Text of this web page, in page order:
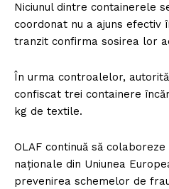
Niciunul dintre containerele
coordonat nu a ajuns efectiv
tranzit confirma sosirea lor
În urma controalelor,
confiscat trei containere
kg de textile.
OLAF continuă să
naționale din Uniunea
prevenirea schemelor de